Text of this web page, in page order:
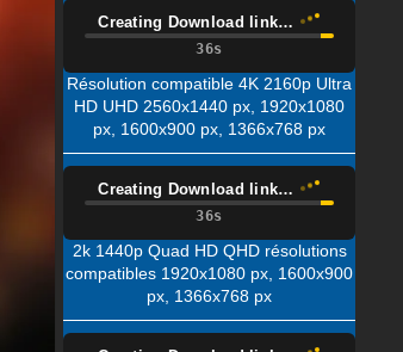
Creating Download link…
Résolution compatible 4K 2160p Ultra
HD UHD 2560x1440 px, 1920x1080
px, 1600x900 px, 1366x768 px
Creating Download link…
2k 1440p Quad HD QHD résolutions
compatibles 1920x1080 px, 1600x900
px, 1366x768 px
Creating Download link…